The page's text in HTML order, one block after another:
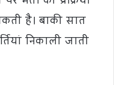
है। बाकी सात
निकाली जाती